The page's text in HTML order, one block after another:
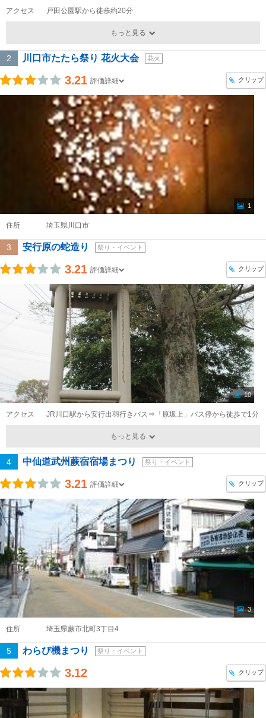
アクセス 戸田公園駅から徒歩約20分
もっと見る
2 川口市たたら祭り 花火大会 花火
3.21 評価詳細 クリップ
1
住所 埼玉県川口市
3 安行原の蛇造り 祭り・イベント
3.21 評価詳細 クリップ
10
アクセス JR川口駅から安行出羽行きバス⇒「原坂上」バス停から徒歩で1分
もっと見る
4 中仙道武州蕨宿宿場まつり 祭り・イベント
3.21 評価詳細 クリップ
3
住所 埼玉県蕨市北町3丁目4
5 わらび機まつり 祭り・イベント
3.12 クリップ